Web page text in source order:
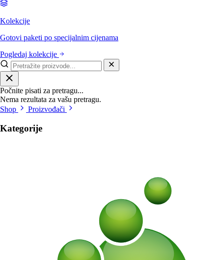
Kolekcije
Gotovi paketi po specijalnim cijenama
Pogledaj kolekcije
Počnite pisati za pretragu...
Nema rezultata za vašu pretragu.
Shop
Proizvođači
Kategorije